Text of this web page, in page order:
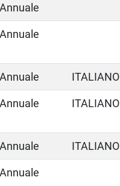
Annuale
Annuale
Annuale ITALIANO
Annuale ITALIANO
Annuale ITALIANO
Annuale